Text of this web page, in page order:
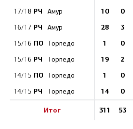
17/18 РЧ Амур 10 0
16/17 РЧ Амур 28 3
15/16 ПО Торпедо 1 0
15/16 РЧ Торпедо 19 2
14/15 ПО Торпедо 1 0
14/15 РЧ Торпедо 14 0
Итог 311 53